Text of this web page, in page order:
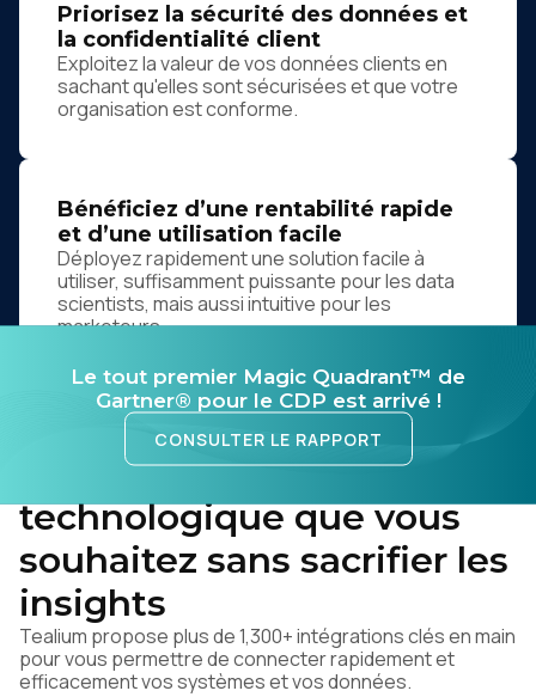
Priorisez la sécurité des données et
la confidentialité client
Exploitez la valeur de vos données clients en
sachant qu'elles sont sécurisées et que votre
organisation est conforme.
Bénéficiez d’une rentabilité rapide
et d’une utilisation facile
Déployez rapidement une solution facile à
utiliser, suffisamment puissante pour les data
scientists, mais aussi intuitive pour les
marketeurs.
Le tout premier Magic Quadrant™ de
Gartner® pour le CDP est arrivé !
CONSULTER LE RAPPORT
Conservez la stack
technologique que vous
souhaitez sans sacrifier les
insights
Tealium propose plus de 1,300+ intégrations clés en main
pour vous permettre de connecter rapidement et
efficacement vos systèmes et vos données.